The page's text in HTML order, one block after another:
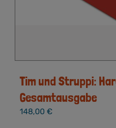
Tim und Struppi:
Gesamtausgabe
148,00 €